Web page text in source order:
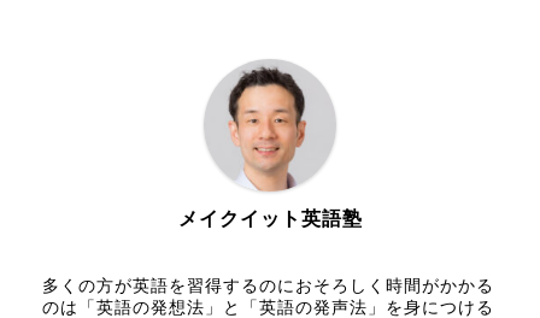
メイクイット英語塾
多くの方が英語を習得するのにおそろしく時間がかかる
のは「英語の発想法」と「英語の発声法」を身につける